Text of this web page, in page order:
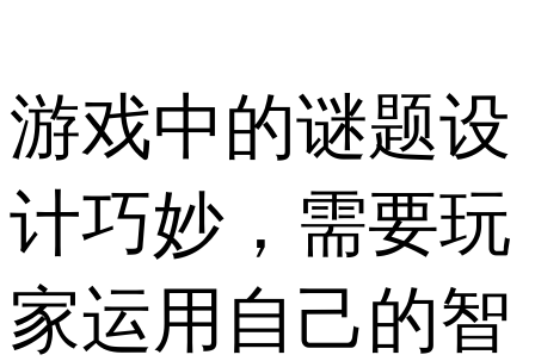
游戏中的谜题设
计巧妙，需要玩
家运用自己的智